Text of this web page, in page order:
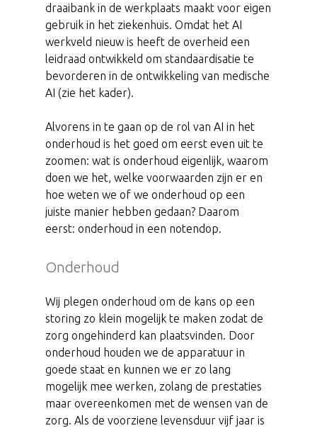
draaibank in de werkplaats maakt voor eigen
gebruik in het ziekenhuis. Omdat het AI
werkveld nieuw is heeft de overheid een
leidraad ontwikkeld om standaardisatie te
bevorderen in de ontwikkeling van medische
AI (zie het kader).
Alvorens in te gaan op de rol van AI in het
onderhoud is het goed om eerst even uit te
zoomen: wat is onderhoud eigenlijk, waarom
doen we het, welke voorwaarden zijn er en
hoe weten we of we onderhoud op een
juiste manier hebben gedaan? Daarom
eerst: onderhoud in een notendop.
Onderhoud
Wij plegen onderhoud om de kans op een
storing zo klein mogelijk te maken zodat de
zorg ongehinderd kan plaatsvinden. Door
onderhoud houden we de apparatuur in
goede staat en kunnen we er zo lang
mogelijk mee werken, zolang de prestaties
maar overeenkomen met de wensen van de
zorg. Als de voorziene levensduur vijf jaar is